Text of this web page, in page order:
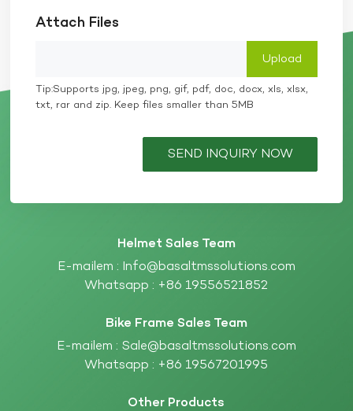
Attach Files
Tip:Supports jpg, jpeg, png, gif, pdf, doc, docx, xls, xlsx,
txt, rar and zip. Keep files smaller than 5MB
SEND INQUIRY NOW
Helmet Sales Team
E-mailem : Info@basaltmssolutions.com
Whatsapp : +86 19556521852
Bike Frame Sales Team
E-mailem : Sale@basaltmssolutions.com
Whatsapp : +86 19567201995
Other Products